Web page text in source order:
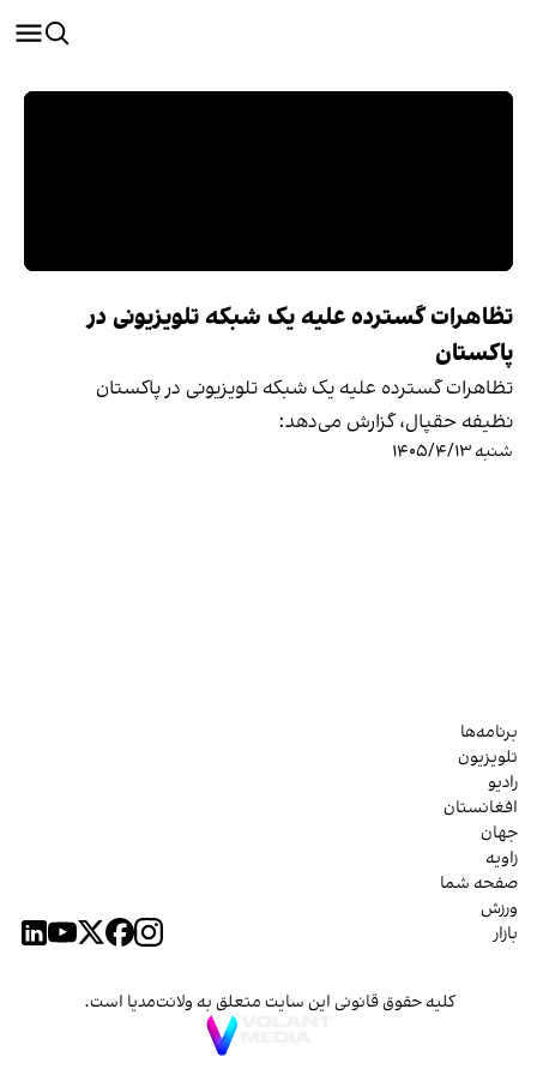
تظاهرات گسترده علیه یک شبکه تلویزیونی در
پاکستان
تظاهرات گسترده علیه یک شبکه تلویزیونی در پاکستان
نظیفه حقپال، گزارش می‌دهد:
شنبه ۱۴۰۵/۴/۱۳
برنامه‌ها
تلویزیون
رادیو
افغانستان
جهان
زاویه
صفحه شما
ورزش
بازار
کلیه حقوق قانونی این سایت متعلق به ولانت‌مدیا است.